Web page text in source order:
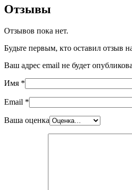
Отзывы
Отзывов пока нет.
Будьте первым, кто оставил отзыв
Ваш адрес email не будет
Имя *
Email *
Ваша оценка